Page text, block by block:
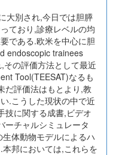
大別され,今日では胆膵
ており,診療レベルの均
である.欧米を中心に胆
endoscopic trainees
の評価方法として最近
Tool(TEESAT)なるも
だ評価法はもとより,教
.こうした現状の中で近
技に関する成書,ビデオ
ーチャルシミュレータ
体動物モデルによるハ
邦においては,これらを